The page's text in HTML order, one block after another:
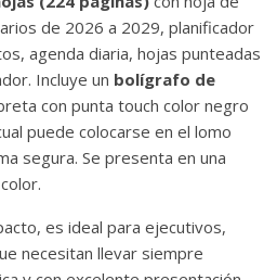
de 2026 a 2029, planificador
agenda diaria, hojas punteadas
Incluye un bolígrafo de
con punta touch color negro
puede colocarse en el lomo
segura. Se presenta en una
es ideal para ejecutivos,
necesitan llevar siempre